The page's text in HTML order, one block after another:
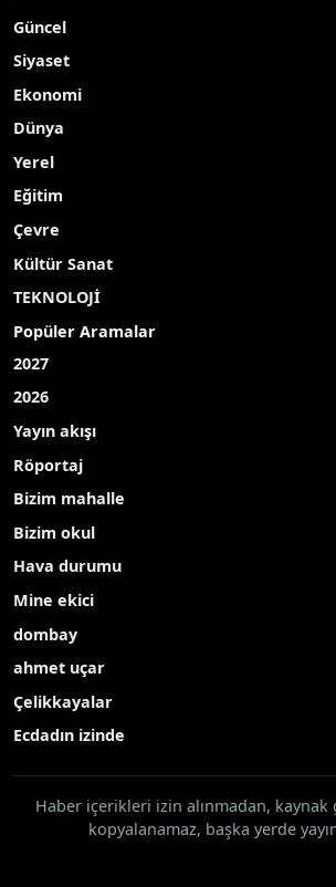
Merkezi tarafından yılsonu sergisi ve halk
düzenlendi
Yayınlanma Tarihi: 11.06.2026 09:39
Kütahya’nın Hisarcık ilçesinde
Öğrenme Haftası etkinlikleri
Ahmet Yavuz Halk Eğitim Merkezi
düzenlendi.
tarafından hazırlanan el emeği